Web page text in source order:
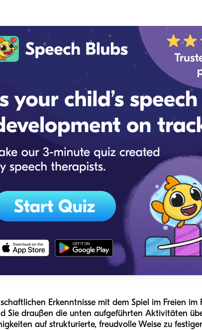
Erkenntnisse mit dem Spiel im Freien
Sie draußen die unten aufgeführten Aktivitäten
auf strukturierte, freudvolle Weise zu